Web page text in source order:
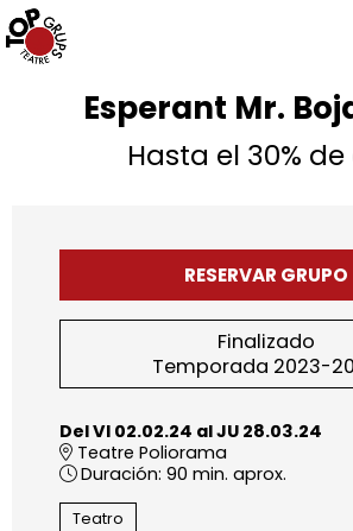
Esperant Mr.
Hasta el 30%
RESERVAR GRUPO
Finalizado
Temporada 2023-
Del VI 02.02.24 al JU 28.03.24
Teatre Poliorama
Duración: 90 min. aprox.
Teatro